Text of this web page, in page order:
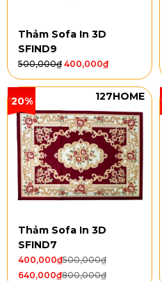
Thảm Sofa In 3D
SFIND9
500,000₫ 400,000₫
20% 127HOME
Thảm Sofa In 3D
SFIND7
500,000₫
400,000₫
800,000₫
640,000₫